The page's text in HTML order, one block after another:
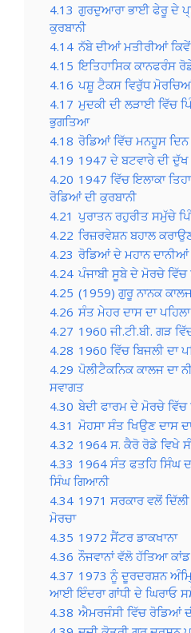
4.13 ਗੁਰਦੁਆਰਾ ਭਾਈ ਫੇਰੂ ਦੇ
ਕੁਰਬਾਨੀ
4.14 ਨੱਬੇ ਦੀਆਂ ਮਤੀਰੀਆਂ
4.15 ਇਤਿਹਾਸਿਕ ਕਾਨਫਰੰਸ
4.16 ਪਸ਼ੂ ਟੈਕਸ ਵਿਰੁੱਧ
4.17 ਮੁਦਕੀ ਦੀ ਲੜਾਈ ਵਿੱਚ
ਭੁਗਤਿਆ
4.18 ਰੋਡਿਆਂ ਵਿੱਚ ਮਨਹੂਸ
4.19 1947 ਦੇ ਬਟਵਾਰੇ ਦੀ
4.20 1947 ਵਿੱਚ ਇਲਾਕਾ
ਰੋਡਿਆਂ ਦੀ ਕੁਰਬਾਨੀ
4.21 ਪੁਰਾਤਨ ਰਹੁਰੀਤ ਸਮੁੱਚੇ
4.22 ਰਿਜ਼ਰਵੇਸ਼ਨ ਬਹਾਲ
4.23 ਰੋਡਿਆਂ ਦੇ ਮਹਾਨ ਦਾਨੀਆਂ
4.24 ਪੰਜਾਬੀ ਸੂਬੇ ਦੇ ਮੋਰਚੇ ਵਿੱਚ
4.25 (1959) ਗੁਰੂ ਨਾਨਕ
4.26 ਸੰਤ ਮੇਹਰ ਦਾਸ ਦਾ
4.27 1960 ਜੀ.ਟੀ.ਬੀ. ਗੜ
4.28 1960 ਵਿੱਚ ਬਿਜਲੀ ਦਾ
4.29 ਪੋਲੀਟੈਕਨਿਕ ਕਾਲਜ ਦਾ
ਸਵਾਗਤ
4.30 ਬੇਦੀ ਫਾਰਮ ਦੇ ਮੋਰਚੇ ਵਿੱਚ
4.31 ਮੋਹਸਾ ਸੰਤ ਖਿਉਣ ਦਾਸ
4.32 1964 ਸ. ਕੈਰੋ ਰੋਡੇ ਵਿਖੇ
4.33 1964 ਸੰਤ ਫਤਹਿ ਸਿੰਘ
ਸਿੰਘ ਗਿਆਨੀ
4.34 1971 ਸਰਕਾਰ ਵਲੋਂ
ਮੋਰਚਾ
4.35 1972 ਸੈਂਟਰ ਡਾਕਖਾਨਾ
4.36 ਨੌਜਵਾਨਾਂ ਵੱਲੋ ਹੱਤਿਆ
4.37 1973 ਨੂੰ ਦੂਰਦਰਸ਼ਨ
ਆਈ ਇੰਦਰਾ ਗਾਂਧੀ ਦੇ ਘਿਰਾਓ
4.38 ਐਮਰਜੰਸੀ ਵਿੱਚ ਰੋਡਿਆਂ